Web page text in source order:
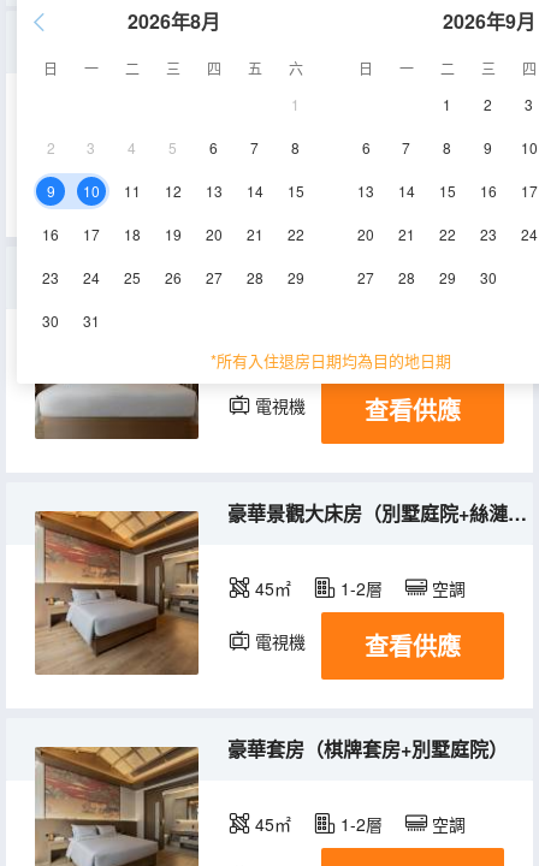
2026年8月
日 一 二 三 四 五
六
1
2 3 4 5 6 7 8
9 10 11 12 13 14 15
16 17 18 19 20 21 22
23 24 25 26 27 28 29
30 31
2026年9月
日 一 二 三
四
1
2 3
6 7 8 9 10
13 14 15 16 17
20 21 22 23 24
27 28 29 30
*所有入住退房日期均為目的地日期
空調
30㎡ 1-2層 空調
電視機 冰箱
查看供應
豪華景觀大床房（別墅庭院+絲漣定製床墊+智能客控）
45㎡ 1-2層 空調
電視機 冰箱
查看供應
豪華套房（棋牌套房+別墅庭院）
45㎡ 1-2層 空調